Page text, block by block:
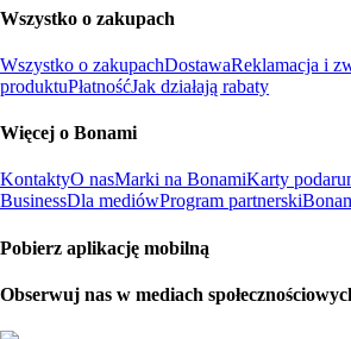
Wszystko o zakupach
Wszystko o zakupachDostawaReklamacja i
produktuPłatnośćJak działają rabaty
Więcej o Bonami
KontaktyO nasMarki na BonamiKarty
BusinessDla mediówProgram partnerski
Pobierz aplikację mobilną
Obserwuj nas w mediach